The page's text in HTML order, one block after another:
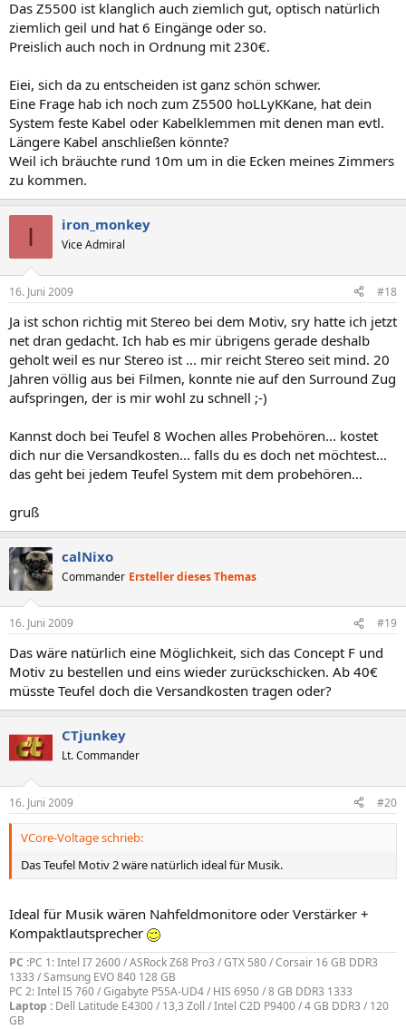
Das Z5500 ist klanglich auch ziemlich gut, optisch natürlich
ziemlich geil und hat 6 Eingänge oder so.
Preislich auch noch in Ordnung mit 230€.
Eiei, sich da zu entscheiden ist ganz schön schwer.
Eine Frage hab ich noch zum Z5500 hoLLyKKane, hat dein
System feste Kabel oder Kabelklemmen mit denen man evtl.
Längere Kabel anschließen könnte?
Weil ich bräuchte rund 10m um in die Ecken meines Zimmers
zu kommen.
I iron_monkey
Vice Admiral
16. Juni 2009 #18
Ja ist schon richtig mit Stereo bei dem Motiv, sry hatte ich jetzt
net dran gedacht. Ich hab es mir übrigens gerade deshalb
geholt weil es nur Stereo ist ... mir reicht Stereo seit mind. 20
Jahren völlig aus bei Filmen, konnte nie auf den Surround Zug
aufspringen, der is mir wohl zu schnell ;-)
Kannst doch bei Teufel 8 Wochen alles Probehören... kostet
dich nur die Versandkosten... falls du es doch net möchtest...
das geht bei jedem Teufel System mit dem probehören...
gruß
calNixo
Commander Ersteller dieses Themas
16. Juni 2009 #19
Das wäre natürlich eine Möglichkeit, sich das Concept F und
Motiv zu bestellen und eins wieder zurückschicken. Ab 40€
müsste Teufel doch die Versandkosten tragen oder?
CTjunkey
Lt. Commander
16. Juni 2009 #20
VCore-Voltage schrieb:
Das Teufel Motiv 2 wäre natürlich ideal für Musik.
Ideal für Musik wären Nahfeldmonitore oder Verstärker +
Kompaktlautsprecher
PC :PC 1: Intel I7 2600 / ASRock Z68 Pro3 / GTX 580 / Corsair 16 GB DDR3
1333 / Samsung EVO 840 128 GB
PC 2: Intel I5 760 / Gigabyte P55A-UD4 / HIS 6950 / 8 GB DDR3 1333
Laptop : Dell Latitude E4300 / 13,3 Zoll / Intel C2D P9400 / 4 GB DDR3 / 120
GB